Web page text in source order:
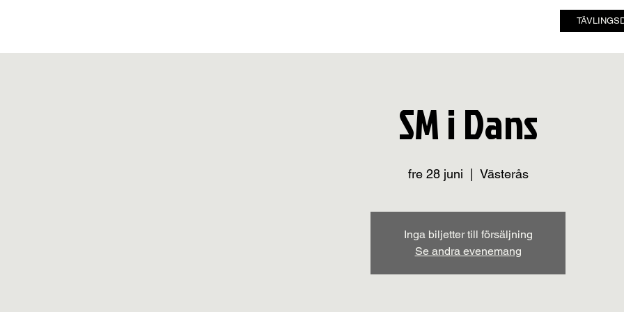
SM i Dans
fre 28 juni Västerås
Inga biljetter till försäljning
Se andra evenemang